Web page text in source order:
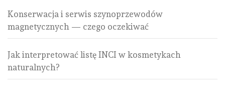
Konserwacja i serwis szynoprzewodów
magnetycznych — czego oczekiwać
Jak interpretować listę INCI w kosmetykach
naturalnych?